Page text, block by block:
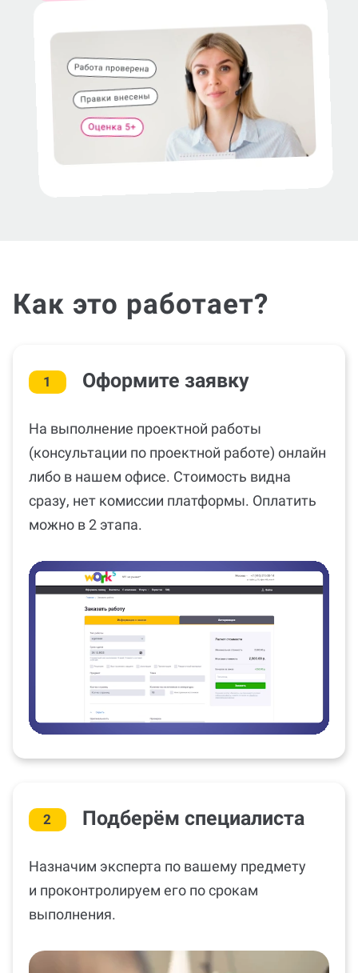
Как это работает?
1 Оформите заявку
На выполнение проектной работы
(консультации по проектной работе) онлайн
либо в нашем офисе. Стоимость видна
сразу, нет комиссии платформы. Оплатить
можно в 2 этапа.
2 Подберём специалиста
Назначим эксперта по вашему предмету
и проконтролируем его по срокам
выполнения.